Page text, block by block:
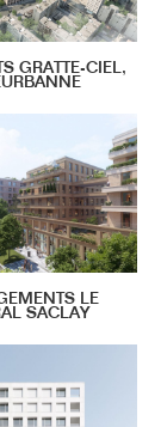
GRATTE-CIEL,
LE
SACLAY